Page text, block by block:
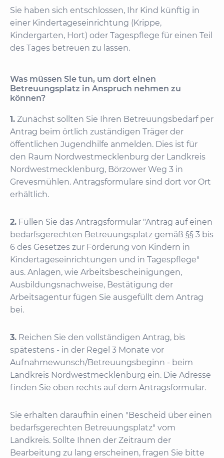
Sie haben sich entschlossen, Ihr Kind künftig in
einer Kindertageseinrichtung (Krippe,
Kindergarten, Hort) oder Tagespflege für einen Teil
des Tages betreuen zu lassen.
Was müssen Sie tun, um dort einen
Betreuungsplatz in Anspruch nehmen zu
können?
1. Zunächst sollten Sie Ihren Betreuungsbedarf per
Antrag beim örtlich zuständigen Träger der
öffentlichen Jugendhilfe anmelden. Dies ist für
den Raum Nordwestmecklenburg der Landkreis
Nordwestmecklenburg, Börzower Weg 3 in
Grevesmühlen. Antragsformulare sind dort vor Ort
erhältlich.
2. Füllen Sie das Antragsformular "Antrag auf einen
bedarfsgerechten Betreuungsplatz gemäß §§ 3 bis
6 des Gesetzes zur Förderung von Kindern in
Kindertageseinrichtungen und in Tagespflege"
aus. Anlagen, wie Arbeitsbescheinigungen,
Ausbildungsnachweise, Bestätigung der
Arbeitsagentur fügen Sie ausgefüllt dem Antrag
bei.
3. Reichen Sie den vollständigen Antrag, bis
spätestens - in der Regel 3 Monate vor
Aufnahmewunsch/Betreuungsbeginn - beim
Landkreis Nordwestmecklenburg ein. Die Adresse
finden Sie oben rechts auf dem Antragsformular.
Sie erhalten daraufhin einen "Bescheid über einen
bedarfsgerechten Betreuungsplatz" vom
Landkreis. Sollte Ihnen der Zeitraum der
Bearbeitung zu lang erscheinen, fragen Sie bitte